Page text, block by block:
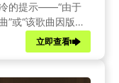
的提示——“由于
”或“该歌曲因版权
常体验。明明在
国后灰了一大片；
立即查看